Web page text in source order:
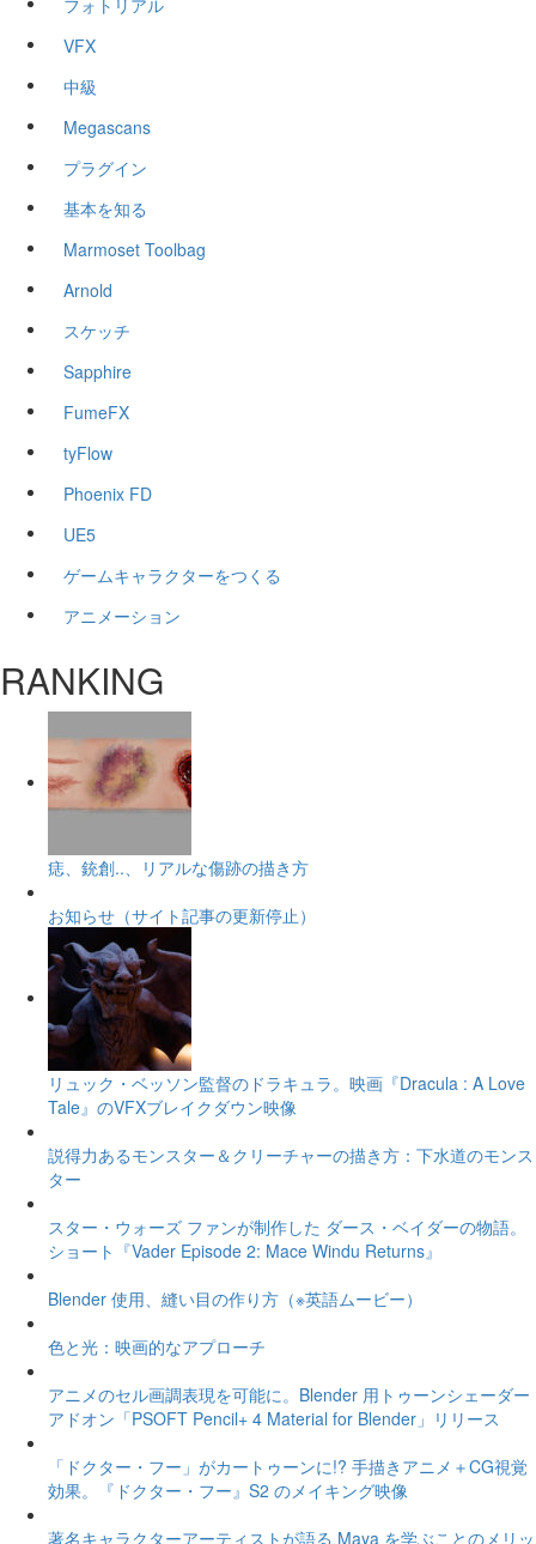
フォトリアル
VFX
中級
Megascans
プラグイン
基本を知る
Marmoset Toolbag
Arnold
スケッチ
Sapphire
FumeFX
tyFlow
Phoenix FD
UE5
ゲームキャラクターをつくる
アニメーション
RANKING
痣、銃創..、リアルな傷跡の描き方
お知らせ（サイト記事の更新停止）
リュック・ベッソン監督のドラキュラ。映画『Dracula : A Love
Tale』のVFXブレイクダウン映像
説得力あるモンスター＆クリーチャーの描き方：下水道のモンス
ター
スター・ウォーズ ファンが制作した ダース・ベイダーの物語。
ショート『Vader Episode 2: Mace Windu Returns』
Blender 使用、縫い目の作り方（※英語ムービー）
色と光：映画的なアプローチ
アニメのセル画調表現を可能に。Blender 用トゥーンシェーダー
アドオン「PSOFT Pencil+ 4 Material for Blender」リリース
「ドクター・フー」がカートゥーンに!? 手描きアニメ＋CG視覚
効果。『ドクター・フー』S2 のメイキング映像
著名キャラクターアーティストが語る Maya を学ぶことのメリッ